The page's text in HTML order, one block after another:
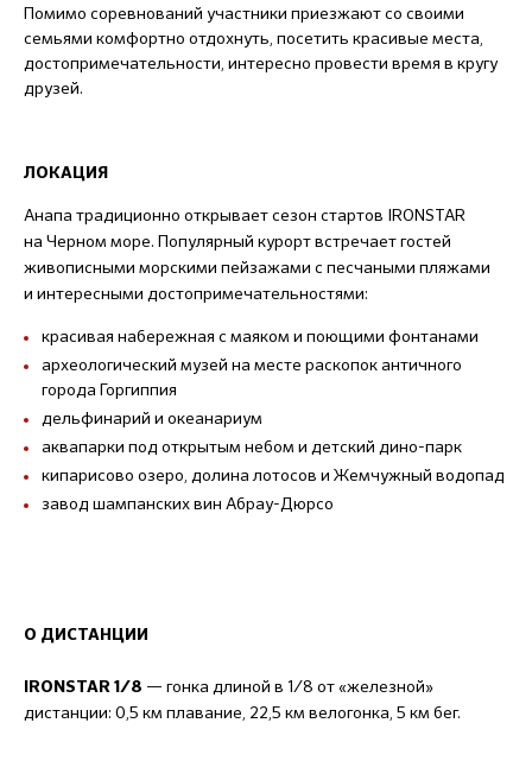
Помимо соревнований участники приезжают со своими
семьями комфортно отдохнуть, посетить красивые места,
достопримечательности, интересно провести время в кругу
друзей.
ЛОКАЦИЯ
Анапа традиционно открывает сезон стартов IRONSTAR
на Черном море. Популярный курорт встречает гостей
живописными морскими пейзажами с песчаными пляжами
и интересными достопримечательностями:
красивая набережная с маяком и поющими фонтанами
археологический музей на месте раскопок античного
города Горгиппия
дельфинарий и океанариум
аквапарки под открытым небом и детский дино-парк
кипарисово озеро, долина лотосов и Жемчужный водопад
завод шампанских вин Абрау-Дюрсо
О ДИСТАНЦИИ
IRONSTAR 1/8 — гонка длиной в 1/8 от «железной»
дистанции: 0,5 км плавание, 22,5 км велогонка, 5 км бег.